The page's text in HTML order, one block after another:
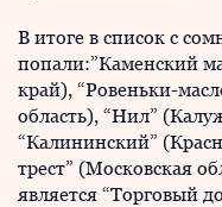
В итоге в список с
попали:”Каменский
край), “Ровеньки-
область), “Нил”
“Калининский”
трест” (Московская
является “Торговый